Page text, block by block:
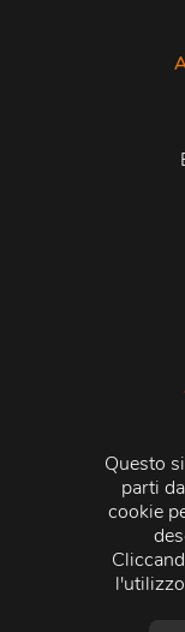
Questo
parti
cookie
Registro
Fiscale e Partita
Credits:Crea